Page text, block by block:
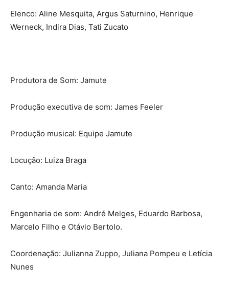
Elenco: Aline Mesquita, Argus Saturnino, Henrique
Werneck, Indira Dias, Tati Zucato
Produtora de Som: Jamute
Produção executiva de som: James Feeler
Produção musical: Equipe Jamute
Locução: Luiza Braga
Canto: Amanda Maria
Engenharia de som: André Melges, Eduardo Barbosa,
Marcelo Filho e Otávio Bertolo.
Coordenação: Julianna Zuppo, Juliana Pompeu e Letícia
Nunes